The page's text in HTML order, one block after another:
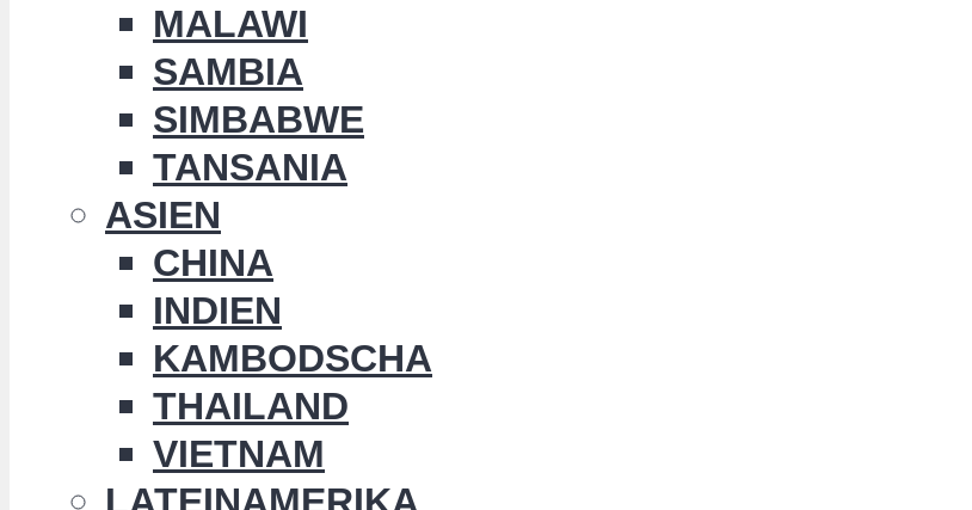
MALAWI
SAMBIA
SIMBABWE
TANSANIA
ASIEN
CHINA
INDIEN
KAMBODSCHA
THAILAND
VIETNAM
LATEINAMERIKA